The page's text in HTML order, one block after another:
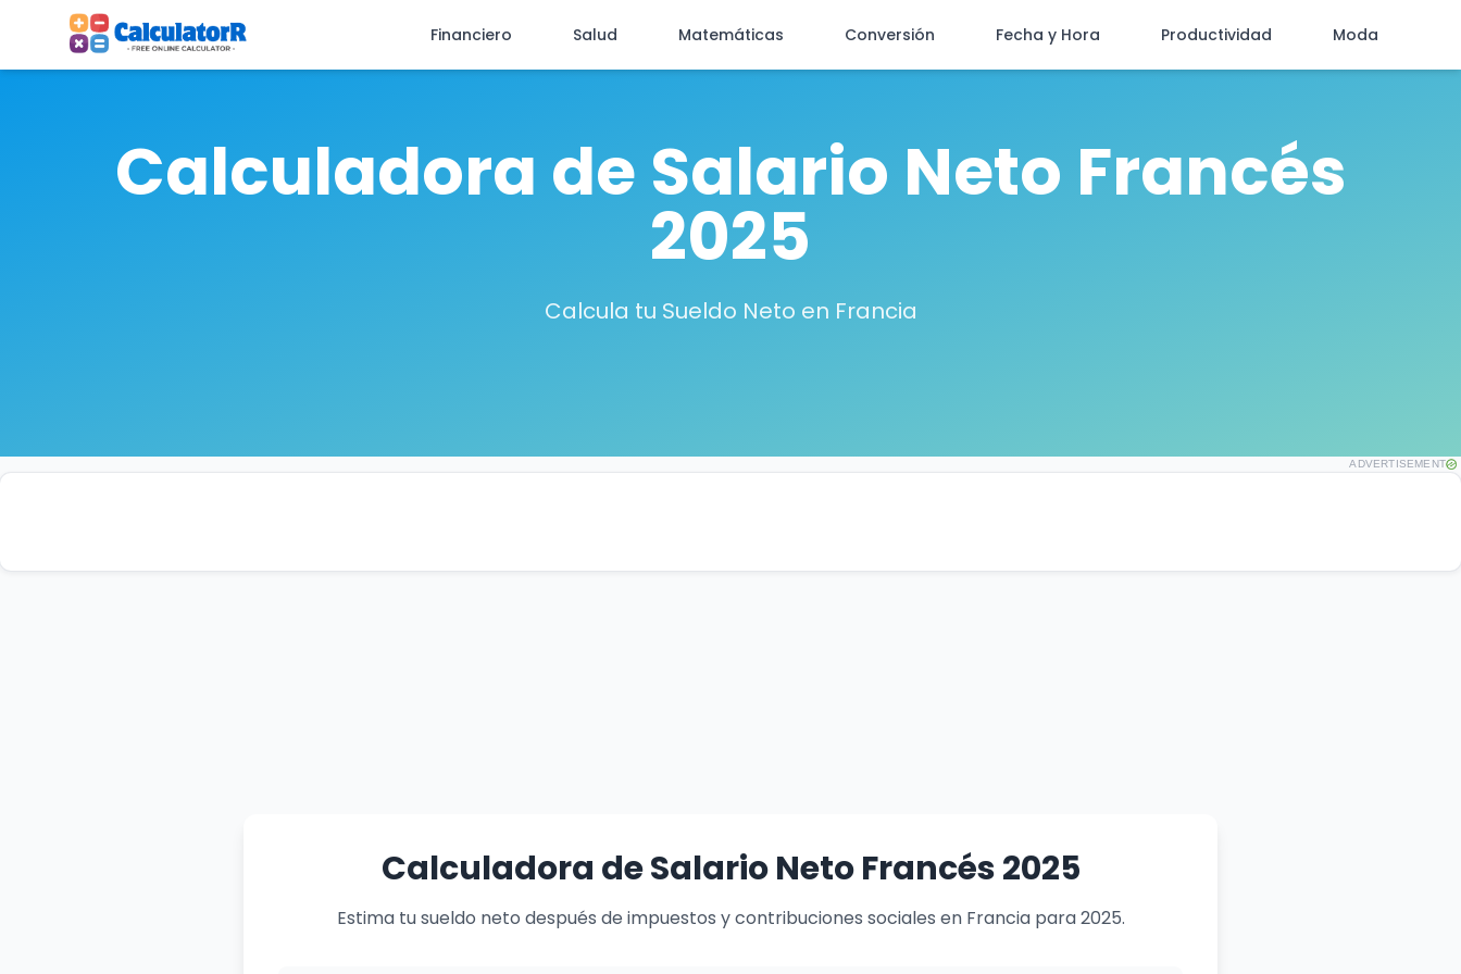
Financiero Salud Matemáticas Conversión Fecha y Hora Productividad Moda
Calculadora de Salario Neto Francés
2025
Calcula tu Sueldo Neto en Francia
ADVERTISEMENT
Calculadora de Salario Neto Francés 2025
Estima tu sueldo neto después de impuestos y contribuciones sociales en Francia para 2025.